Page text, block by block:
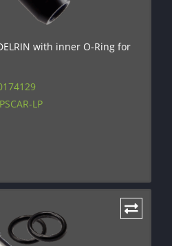
with inner O-Ring for
LP